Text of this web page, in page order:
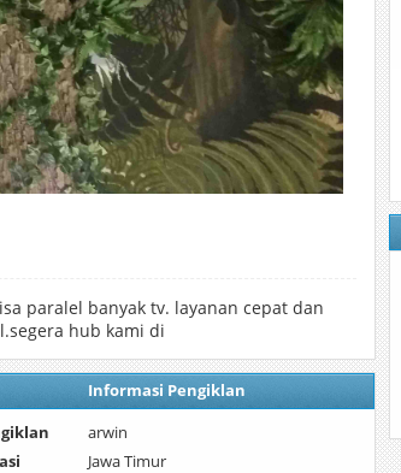
paralel banyak tv. layanan cepat dan
hub kami di
Informasi Pengiklan
arwin
Jawa Timur